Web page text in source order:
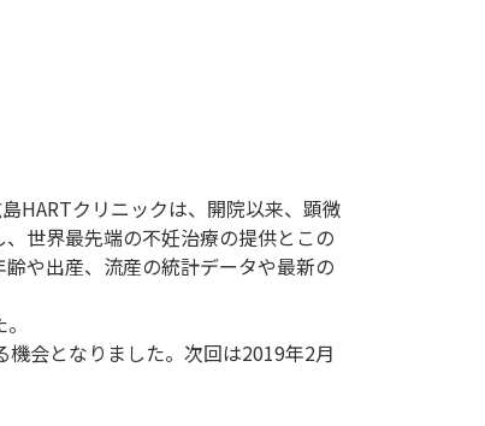
HARTクリニックは、開院以来、顕微
世界最先端の不妊治療の提供とこの
や出産、流産の統計データや最新の
会となりました。次回は2019年2月